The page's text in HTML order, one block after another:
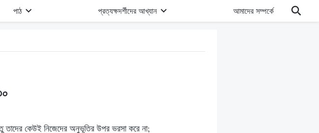
পাঠ প্রত্যক্ষদর্শীদের আখ্যান আমাদের সম্পর্কে
তাদের কেউই নিজেদের অনুভূতির উপর ভরসা করে না;